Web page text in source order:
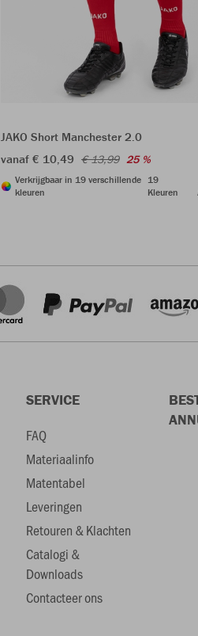
JAKO Short Manchester 2.0
vanaf € 10,49 € 13,99 25 %
Verkrijgbaar in 19 verschillende
kleuren
19
Kleuren
SERVICE
FAQ
Materiaalinfo
Matentabel
Leveringen
Retouren & Klachten
Catalogi &
Downloads
Contacteer ons